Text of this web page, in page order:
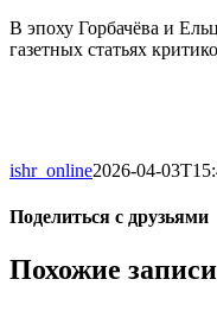
В эпоху Горбачёва и
газетных статьях
ishr_online2026-04-
Поделиться с друзьями
Facebook
X
Reddit
LinkedIn
Tumblr
Pinterest
Vk
Email
Похожие записи